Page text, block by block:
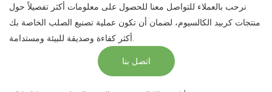
نرحب بالعملاء للتواصل معنا للحصول على معلومات أكثر تفصيلاً حول
منتجات كربيد الكالسيوم، لضمان أن تكون عملية تصنيع الصلب الخاصة بك
أكثر كفاءة وصديقة للبيئة ومستدامة.
اتصل بنا